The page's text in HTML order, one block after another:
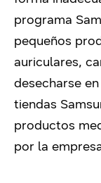
programa
pequeños
auriculares,
desecharse
tiendas
productos
por la